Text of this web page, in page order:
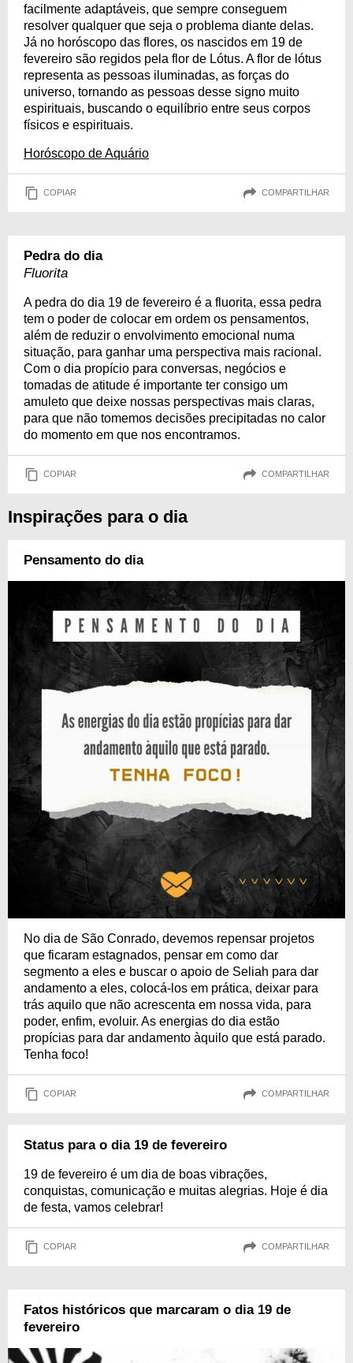
facilmente adaptáveis, que sempre conseguem
resolver qualquer que seja o problema diante delas.
Já no horóscopo das flores, os nascidos em 19 de
fevereiro são regidos pela flor de Lótus. A flor de lótus
representa as pessoas iluminadas, as forças do
universo, tornando as pessoas desse signo muito
espirituais, buscando o equilíbrio entre seus corpos
físicos e espirituais.
Horóscopo de Aquário
COPIAR COMPARTILHAR
Pedra do dia
Fluorita
A pedra do dia 19 de fevereiro é a fluorita, essa pedra
tem o poder de colocar em ordem os pensamentos,
além de reduzir o envolvimento emocional numa
situação, para ganhar uma perspectiva mais racional.
Com o dia propício para conversas, negócios e
tomadas de atitude é importante ter consigo um
amuleto que deixe nossas perspectivas mais claras,
para que não tomemos decisões precipitadas no calor
do momento em que nos encontramos.
COPIAR COMPARTILHAR
Inspirações para o dia
Pensamento do dia
No dia de São Conrado, devemos repensar projetos
que ficaram estagnados, pensar em como dar
segmento a eles e buscar o apoio de Seliah para dar
andamento a eles, colocá-los em prática, deixar para
trás aquilo que não acrescenta em nossa vida, para
poder, enfim, evoluir. As energias do dia estão
propícias para dar andamento àquilo que está parado.
Tenha foco!
COPIAR COMPARTILHAR
Status para o dia 19 de fevereiro
19 de fevereiro é um dia de boas vibrações,
conquistas, comunicação e muitas alegrias. Hoje é dia
de festa, vamos celebrar!
COPIAR COMPARTILHAR
Fatos históricos que marcaram o dia 19 de
fevereiro